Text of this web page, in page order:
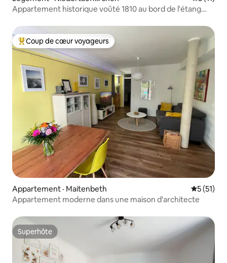
Appartement historique voûté 1810 au bord de l'étang
Coup de cœur voyageurs parmi les plus aimés
Coup de cœur voyageurs
Appartement · Maitenbeth Note
5 (51)
Appartement moderne dans une maison d'architecte
Superhôte
Superhôte